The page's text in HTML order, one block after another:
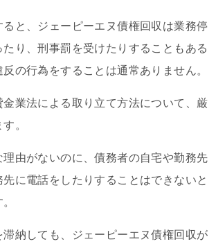
と、ジェーピーエヌ債権回収は業務停
たり、刑事罰を受けたりすることもある
の行為をすることは通常ありません。
業法による取り立て方法について、厳
。
理由がないのに、債務者の自宅や勤務先
に電話をしたりすることはできないと
滞納しても、ジェーピーエヌ債権回収が